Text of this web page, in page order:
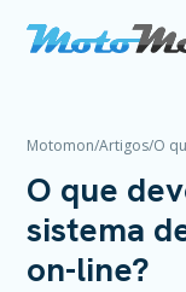
Motomon/Artigos/O
O que
sistema
on-line?